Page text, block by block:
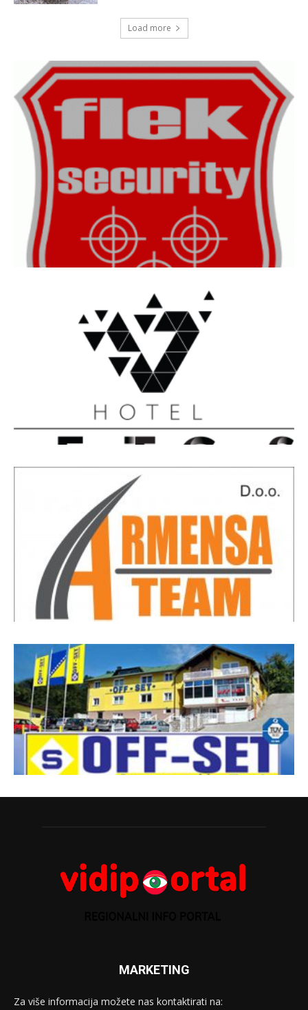
Load more
MARKETING
Za više informacija možete nas kontaktirati na: